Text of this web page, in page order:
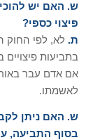
ש. האם יש
פיצוי כספי?
ת. לא, לפי החוק
בתביעות
אם אדם עבר באור
לאשמתו.
ש. האם ניתן
בסוף התביעה,